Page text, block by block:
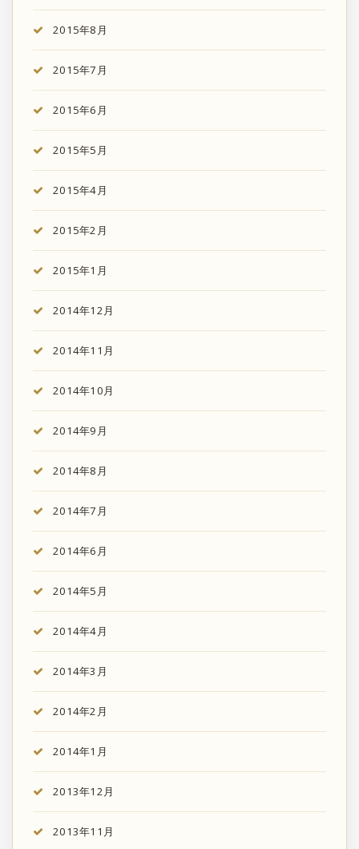
2015年8月
2015年7月
2015年6月
2015年5月
2015年4月
2015年2月
2015年1月
2014年12月
2014年11月
2014年10月
2014年9月
2014年8月
2014年7月
2014年6月
2014年5月
2014年4月
2014年3月
2014年2月
2014年1月
2013年12月
2013年11月